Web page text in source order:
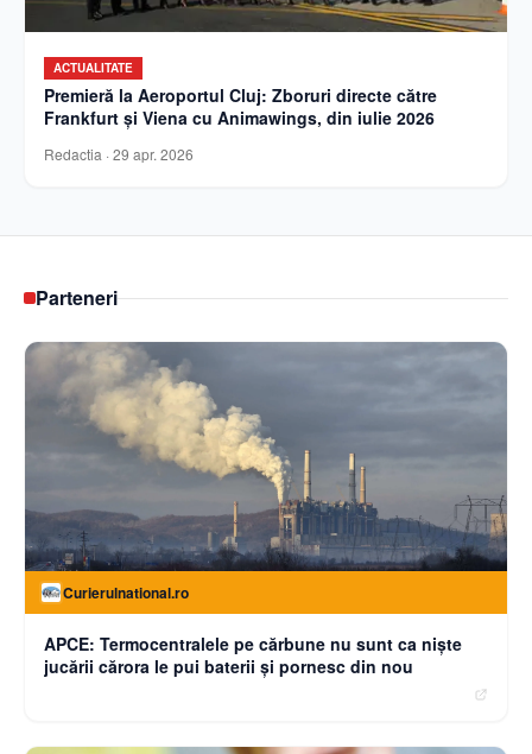
ACTUALITATE
Premieră la Aeroportul Cluj: Zboruri directe către
Frankfurt și Viena cu Animawings, din iulie 2026
Redactia · 29 apr. 2026
Parteneri
Curierulnational.ro
APCE: Termocentralele pe cărbune nu sunt ca niște
jucării cărora le pui baterii și pornesc din nou